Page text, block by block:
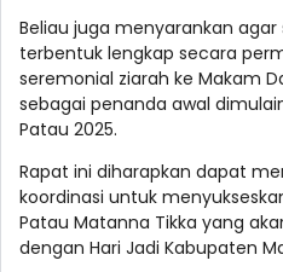
Beliau juga menyarankan
terbentuk lengkap secara
seremonial ziarah ke Makam
sebagai penanda awal
Patau 2025.
Rapat ini diharapkan dapat
koordinasi untuk
Patau Matanna Tikka yang
dengan Hari Jadi Kabupaten